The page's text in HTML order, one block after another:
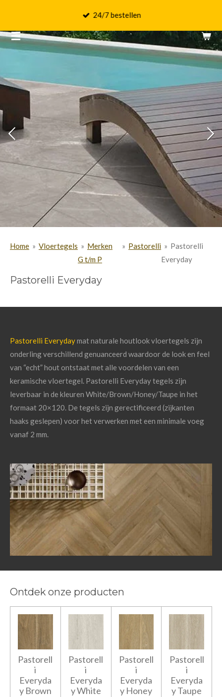
naar
de
24/7 bestellen
Home » Vloertegels » Merken
G t/m P
» Pastorelli » Pastorelli
Everyday
Pastorelli Everyday
Pastorelli Everydaymat naturale houtlook vloertegels zijn
onderling verschillend genuanceerd waardoor de look en feel
van “echt” hout ontstaat met alle voordelen van een
keramische vloertegel. Pastorelli Everyday tegels zijn
leverbaar in de kleuren White/Brown/Honey/Taupe in het
formaat 20×120. De tegels zijn gerectificeerd (zijkanten
haaks geslepen) voor het verwerken met een minimale voeg
vanaf 2 mm.
Ontdek onze producten
Pastorell
i
Everyda
y Brown
Pastorell
i
Everyda
y White
Pastorell
i
Everyda
y Honey
Pastorell
i
Everyda
y Taupe